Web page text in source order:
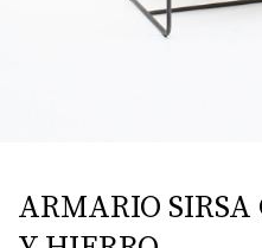
ARMARIO SIRSA